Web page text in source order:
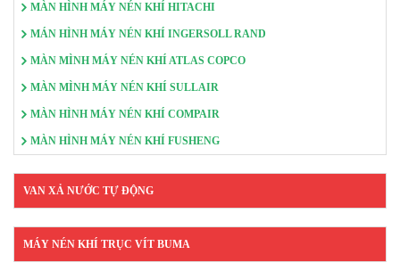
MÀN HÌNH MÁY NÉN KHÍ HITACHI
MÁN HÌNH MÁY NÉN KHÍ INGERSOLL RAND
MÀN MÌNH MÁY NÉN KHÍ ATLAS COPCO
MÀN MÌNH MÁY NÉN KHÍ SULLAIR
MÀN HÌNH MÁY NÉN KHÍ COMPAIR
MÀN HÌNH MÁY NÉN KHÍ FUSHENG
VAN XẢ NƯỚC TỰ ĐỘNG
MÁY NÉN KHÍ TRỤC VÍT BUMA